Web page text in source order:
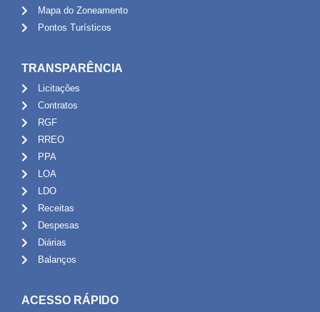
Mapa do Zoneamento
Pontos Turísticos
TRANSPARÊNCIA
Licitações
Contratos
RGF
RREO
PPA
LOA
LDO
Receitas
Despesas
Diárias
Balanços
ACESSO RÁPIDO